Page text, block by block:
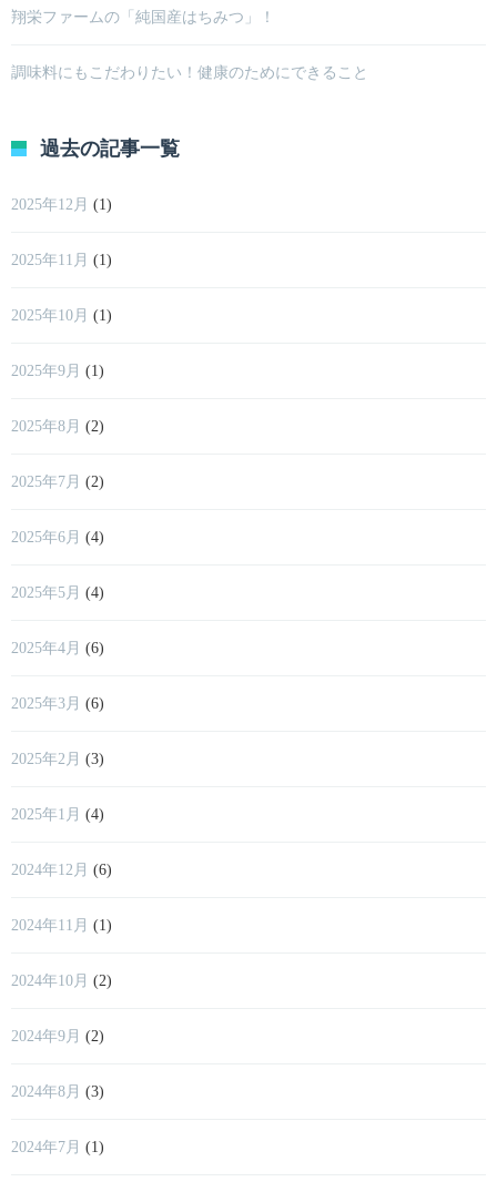
翔栄ファームの「純国産はちみつ」！
調味料にもこだわりたい！健康のためにできること
過去の記事一覧
2025年12月 (1)
2025年11月 (1)
2025年10月 (1)
2025年9月 (1)
2025年8月 (2)
2025年7月 (2)
2025年6月 (4)
2025年5月 (4)
2025年4月 (6)
2025年3月 (6)
2025年2月 (3)
2025年1月 (4)
2024年12月 (6)
2024年11月 (1)
2024年10月 (2)
2024年9月 (2)
2024年8月 (3)
2024年7月 (1)